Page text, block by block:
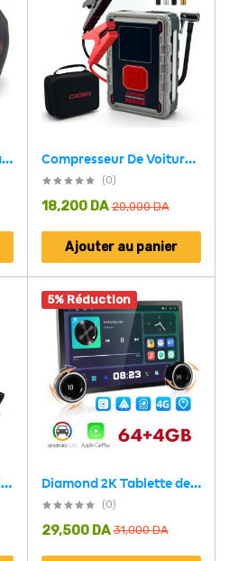
Casque Moto Arai SZ Ram 4 Open Face Helmet – خوذة دراجة نارية أصلية Compresseur De Voiture Avec Booster Batterie 24000mAh CROWN CT37043TB
(0)
20,000DA
18,200 DA
Ajouter au panier
Autoradio à écran tactile avec Apple CarPlayer Android Auto et GPS Intégré – جهاز راديو للسيارة
5% Réduction
Diamond 2K Tablette de voiture Android 64GB compatible Apple CarPlay Android Auto – شاشة ذكية للسيارة
(0)
31,000DA
29,500 DA